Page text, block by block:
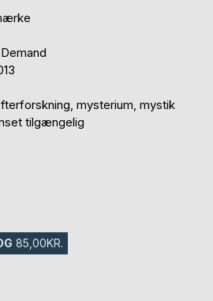
mysterium, mystik
tilgængelig
85,00KR.